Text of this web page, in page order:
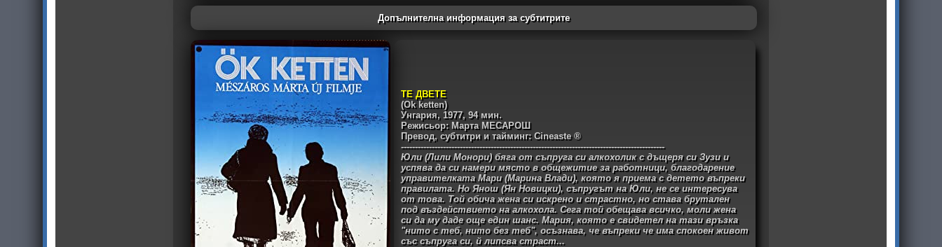
Допълнителна информация за субтитрите
ТЕ ДВЕТЕ
(Ok ketten)
Унгария, 1977, 94 мин.
Режисьор: Марта МЕСАРОШ
Превод, субтитри и тайминг: Cineaste ®
----------------------------------------------------------------------------------------------
Юли (Лили Монори) бяга от съпруга си алкохолик с дъщеря си Зузи и
успява да си намери място в общежитие за работници, благодарение
управителката Мари (Марина Влади), която я приема с детето въпреки
правилата. Но Янош (Ян Новицки), съпругът на Юли, не се интересува
от това. Той обича жена си искрено и страстно, но става брутален
под въздействието на алкохола. Сега той обещава всичко, моли жена
си да му даде още един шанс. Мария, която е свидетел на тази връзка
"нито с теб, нито без теб", осъзнава, че въпреки че има спокоен живот
със съпруга си, й липсва страст...